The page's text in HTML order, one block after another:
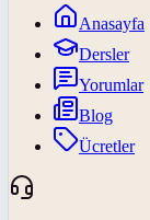
Anasayfa
Dersler
Yorumlar
Blog
Ücretler